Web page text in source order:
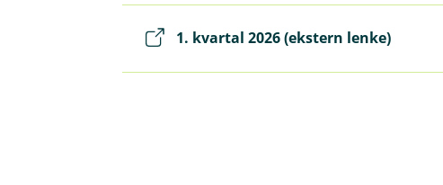
1. kvartal 2026 (ekstern lenke)